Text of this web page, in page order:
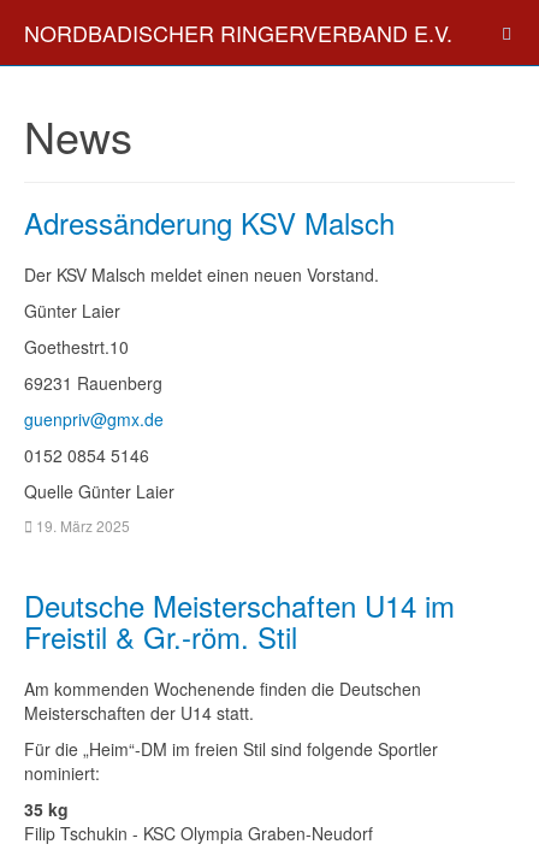
NORDBADISCHER RINGERVERBAND E.V.
News
Adressänderung KSV Malsch
Der KSV Malsch meldet einen neuen Vorstand.
Günter Laier
Goethestrt.10
69231 Rauenberg
guenpriv@gmx.de
0152 0854 5146
Quelle Günter Laier
19. März 2025
Deutsche Meisterschaften U14 im
Freistil & Gr.-röm. Stil
Am kommenden Wochenende finden die Deutschen
Meisterschaften der U14 statt.
Für die „Heim“-DM im freien Stil sind folgende Sportler
nominiert:
35 kg
Filip Tschukin - KSC Olympia Graben-Neudorf